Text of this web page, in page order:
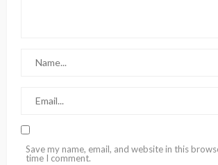
Save my name, email, and website in this
time I comment.